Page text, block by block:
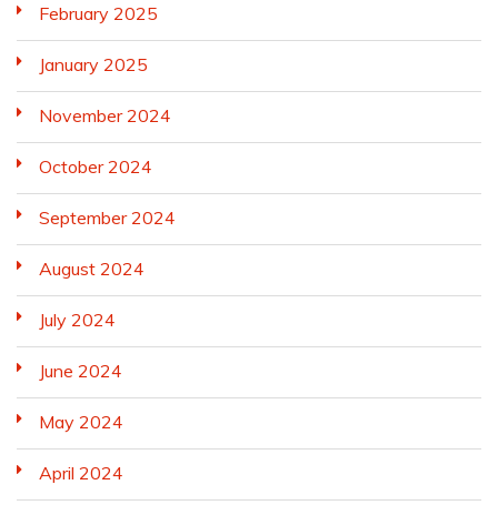
February 2025
January 2025
November 2024
October 2024
September 2024
August 2024
July 2024
June 2024
May 2024
April 2024